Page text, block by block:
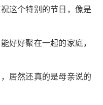
这个特别的节日，像是
好好聚在一起的家庭，
居然还真的是母亲说的